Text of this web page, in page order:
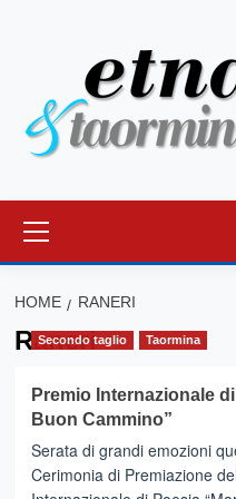
principale
HOME RANERI
Raneri
Secondo taglio Taormina
Premio Internazionale
Buon Cammino”
Serata di grandi emozioni
Cerimonia di Premiazione